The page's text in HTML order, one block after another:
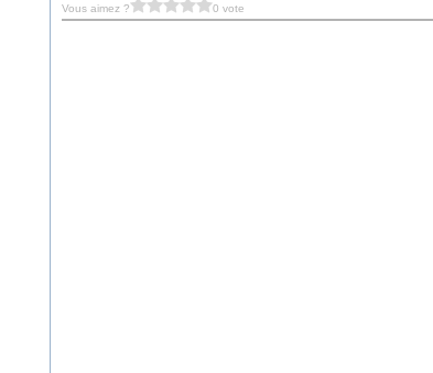
Vous aimez ? 0 vote